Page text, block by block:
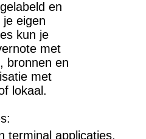
en
eigen
kun je
met
bronnen en
met
lokaal.
terminal applicaties.